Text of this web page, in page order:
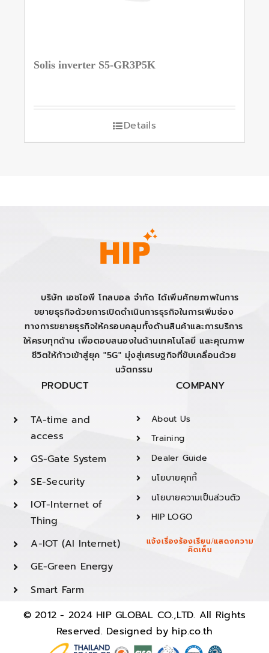
Solis inverter S5-GR3P5K
Details
บริษัท เอชไอพี โกลบอล จำกัด ได้เพิ่มศักยภาพในการ
ขยายธุรกิจด้วยการเปิดดำเนินการธุรกิจในการเพิ่มช่อง
ทางการขยายธุรกิจให้ครอบคลุมทั้งด้านสินค้าและการบริการ
ให้ครบทุกด้าน เพื่อตอบสนองในด้านเทคโนโลยี และคุณภาพ
ชีวิตให้ก้าวเข้าสู่ยุค "5G" มุ่งสู่เศรษฐกิจที่ขับเคลื่อนด้วย
นวัตกรรม
PRODUCT
TA-time and
access
GS-Gate System
SE-Security
IOT-Internet of
Thing
A-IOT (AI Internet)
GE-Green Energy
Smart Farm
COMPANY
About Us
Training
Dealer Guide
นโยบายคุกกี้
นโยบายความเป็นส่วนตัว
HIP LOGO
แจ้งเรื่องร้องเรียน/แสดงความ
คิดเห็น
© 2012 - 2024 HIP GLOBAL CO.,LTD. All Rights
Reserved. Designed by hip.co.th